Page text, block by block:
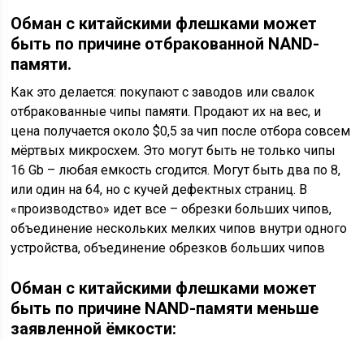
Обман с китайскими флешками может
быть по причине отбракованной NAND-
памяти.
Как это делается: покупают с заводов или свалок
отбракованные чипы памяти. Продают их на вес, и
цена получается около $0,5 за чип после отбора совсем
мёртвых микросхем. Это могут быть не только чипы
16 Gb – любая емкость сгодится. Могут быть два по 8,
или один на 64, но с кучей дефектных страниц. В
«производство» идет все – обрезки больших чипов,
объединение нескольких мелких чипов внутри одного
устройства, объединение обрезков больших чипов
Обман с китайскими флешками может
быть по причине NAND-памяти меньше
заявленной ёмкости: